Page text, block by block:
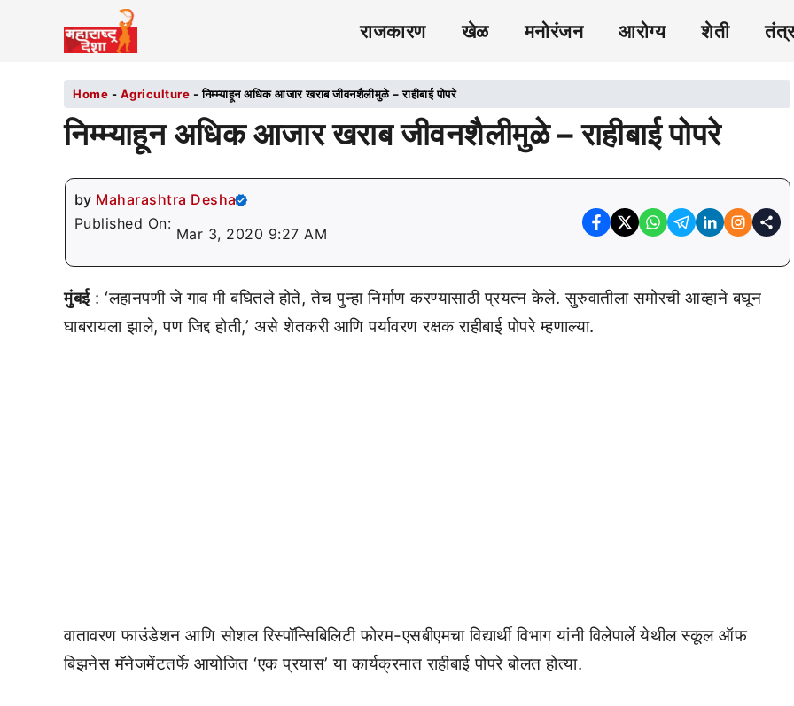
राजकारण खेळ मनोरंजन आरोग्य शेती
Home - Agriculture -निम्म्याहून अधिक आजार खराब जीवनशैलीमुळे – राहीबाई पोपरे
निम्म्याहून अधिक आजार खराब जीवनशैलीमुळे – राहीबाई पोपरे
by Maharashtra Desha
Published On:
Mar 3, 2020 9:27 AM
मुंबई: ‘लहानपणी जे गाव मी बघितले होते, तेच पुन्हा निर्माण करण्यासाठी प्रयत्न केले. सुरुवातीला समोरची आव्हाने बघून
घाबरायला झाले, पण जिद्द होती,’ असे शेतकरी आणि पर्यावरण रक्षक राहीबाई पोपरे म्हणाल्या.
वातावरण फाउंडेशन आणि सोशल रिस्पॉन्सिबिलिटी फोरम-एसबीएमचा विद्यार्थी विभाग यांनी विलेपार्ले येथील स्कूल ऑफ
बिझनेस मॅनेजमेंटतर्फे आयोजित ‘एक प्रयास’ या कार्यक्रमात राहीबाई पोपरे बोलत होत्या.